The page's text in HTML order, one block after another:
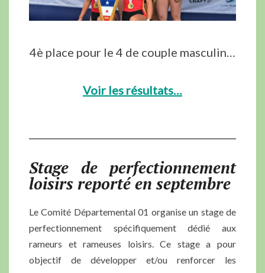
4è place pour le 4 de couple masculin…
Voir les résultats…
Stage de perfectionnement
loisirs reporté en septembre
Le Comité Départemental 01 organise un stage de
perfectionnement spécifiquement dédié aux
rameurs et rameuses loisirs. Ce stage a pour
objectif de développer et/ou renforcer les